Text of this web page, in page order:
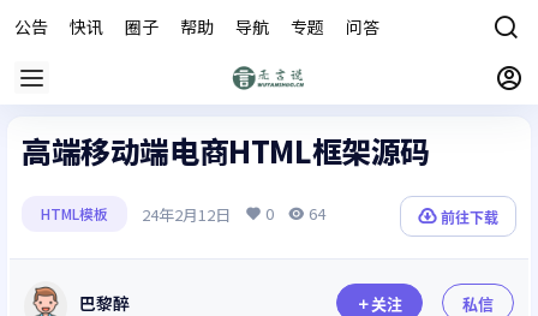
公告 快讯 圈子 帮助 导航 专题 问答
高端移动端电商HTML框架源码
HTML模板 24年2月12日 0 64 前往下载
巴黎醉 关注 私信